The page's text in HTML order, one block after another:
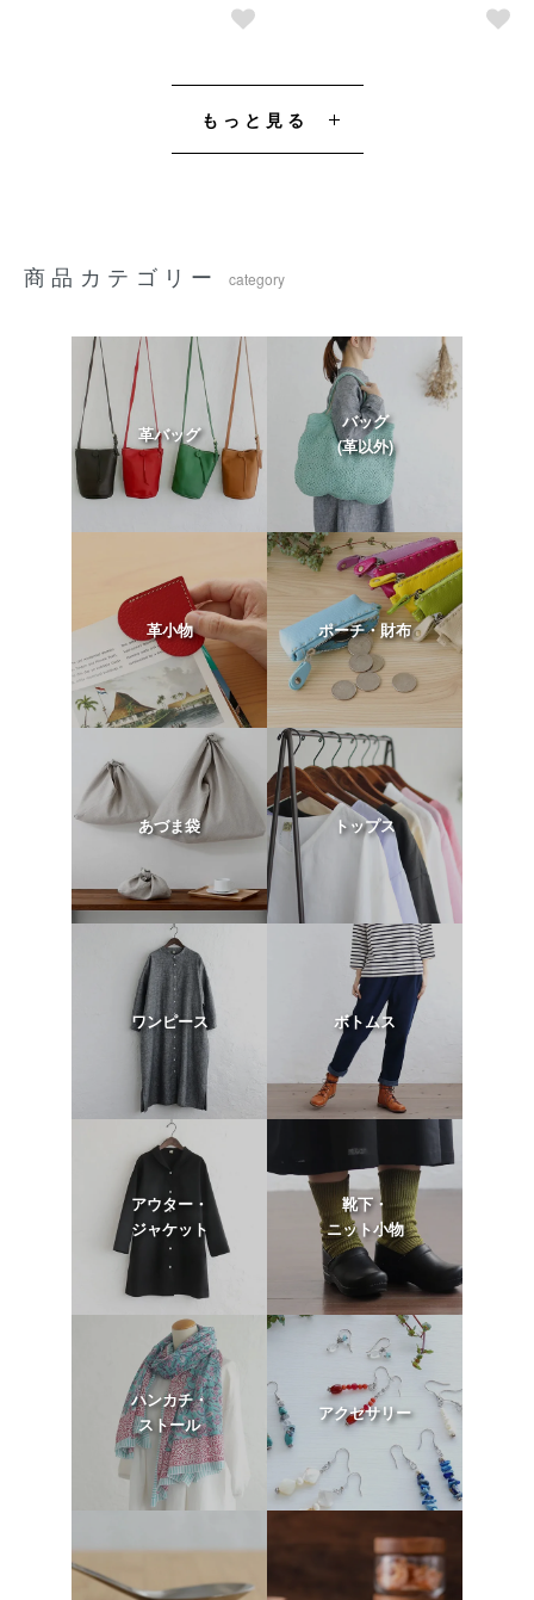
もっと見る
商品カテゴリー category
革バッグ
バッグ
(革以外)
革小物 ポーチ・財布
あづま袋 トップス
ワンピース ボトムス
アウター・
ジャケット
靴下・
ニット小物
ハンカチ・
ストール
アクセサリー